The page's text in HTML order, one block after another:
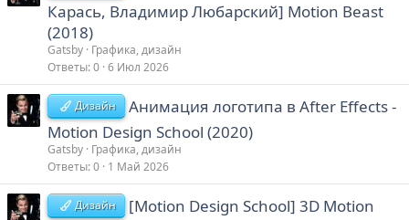
Карась, Владимир Любарский] Motion Beast
(2018)
Gatsby Графика, дизайн
Ответы 0 6 Июл 2026
Дизайн
Анимация логотипа в After Effects -
Motion Design School (2020)
Gatsby Графика, дизайн
Ответы 0 1 Май 2026
Дизайн
[Motion Design School] 3D Motion